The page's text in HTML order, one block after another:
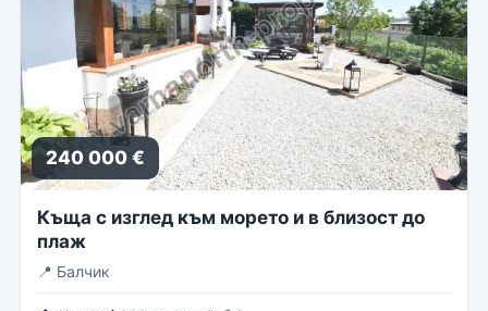
240 000 €
Къща с изглед към морето и в близост до
плаж
📍 Балчик